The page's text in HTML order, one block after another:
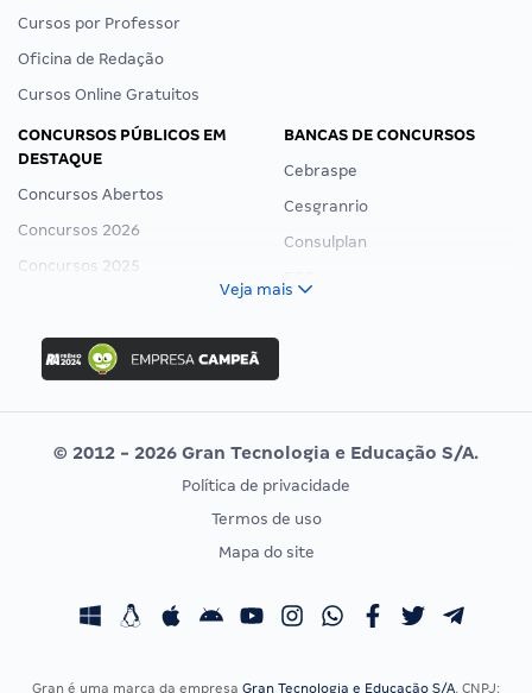
Cursos por Professor
Oficina de Redação
Cursos Online Gratuitos
CONCURSOS PÚBLICOS EM
DESTAQUE
Concursos Abertos
Concursos 2026
Concursos 2025
Concurso Ibama
Concurso MPU
Editais publicados
BANCAS DE CONCURSOS
Cebraspe
Cesgranrio
Consulplan
Vunesp
CONCURSOS POR PROFISSÃO
Concursos Fiscais
EXAME DE ORDEM
Calendário OAB
Veja mais
© 2012 - 2026 Gran Tecnologia e Educação S/A.
Política de privacidade
Termos de uso
Mapa do site
Gran é uma marca da empresa Gran Tecnologia e Educação S/A, CNPJ: